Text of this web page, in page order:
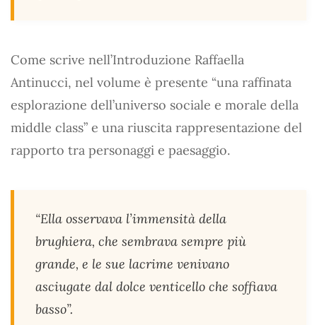
Come scrive nell’Introduzione Raffaella
Antinucci, nel volume è presente “una raffinata
esplorazione dell’universo sociale e morale della
middle class” e una riuscita rappresentazione del
rapporto tra personaggi e paesaggio.
“Ella osservava l’immensità della
brughiera, che sembrava sempre più
grande, e le sue lacrime venivano
asciugate dal dolce venticello che soffiava
basso”.